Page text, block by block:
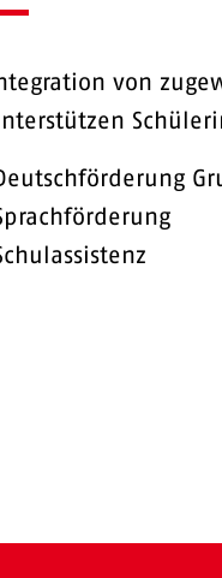
von